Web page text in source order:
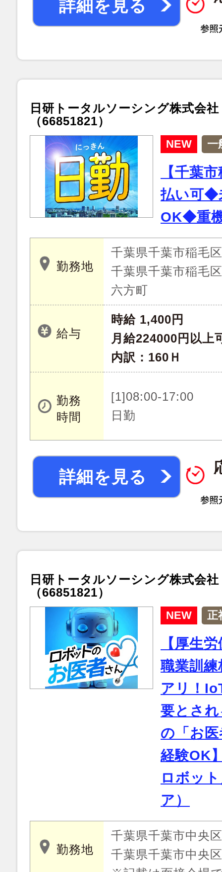
詳細を見る
日研トータルソーシング株式会
（66851821）
NEW 一
【千葉
払い可◆
OK◆重
勤務地
千葉県千葉市稲毛区
千葉県千葉市稲毛区
六方町
給与
時給 1,400円
月給224000円以上
内訳：160Ｈ
勤務
時間
[1]08:00-17:00
日勤
詳細を見る
日研トータルソーシング株式会
（66851821）
NEW 正
【厚生
職業訓
アリ！
要とさ
の「お
経験OK
ロボッ
ア）
勤務地
千葉県千葉市中央区
千葉県千葉市中央区